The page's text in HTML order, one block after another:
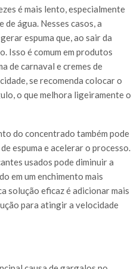
é mais lento, especialmente
de água. Nesses casos, a
espuma que, ao sair da
Isso é comum em produtos
de carnaval e cremes de
se recomenda colocar o
o que melhora ligeiramente o
do concentrado também pode
espuma e acelerar o processo.
usados pode diminuir a
em um enchimento mais
solução eficaz é adicionar mais
para atingir a velocidade